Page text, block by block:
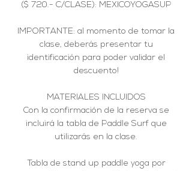
($ 720.- C/CLASE): MEXICOYOGASUP
IMPORTANTE: al momento de tomar la
clase, deberás presentar tu
identificación para poder validar el
descuento!
MATERIALES INCLUIDOS
Con la confirmación de la reserva se
incluirá la tabla de Paddle Surf que
utilizarás en la clase.
Tabla de stand up paddle yoga por